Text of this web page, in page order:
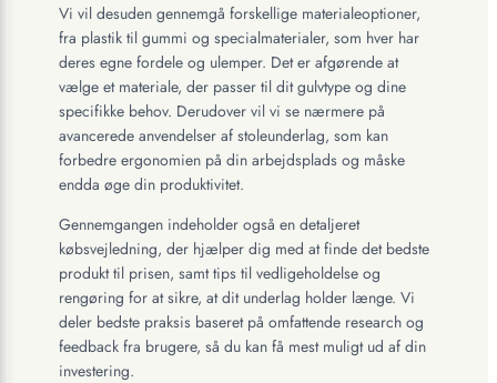
Vi vil desuden gennemgå forskellige materialeoptioner,
fra plastik til gummi og specialmaterialer, som hver har
deres egne fordele og ulemper. Det er afgørende at
vælge et materiale, der passer til dit gulvtype og dine
specifikke behov. Derudover vil vi se nærmere på
avancerede anvendelser af stoleunderlag, som kan
forbedre ergonomien på din arbejdsplads og måske
endda øge din produktivitet.
Gennemgangen indeholder også en detaljeret
købsvejledning, der hjælper dig med at finde det bedste
produkt til prisen, samt tips til vedligeholdelse og
rengøring for at sikre, at dit underlag holder længe. Vi
deler bedste praksis baseret på omfattende research og
feedback fra brugere, så du kan få mest muligt ud af din
investering.